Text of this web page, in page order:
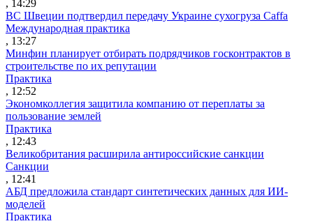
, 14:29
ВС Швеции подтвердил передачу Украине сухогруза Caffa
Международная практика
, 13:27
Минфин планирует отбирать подрядчиков госконтрактов в
строительстве по их репутации
Практика
, 12:52
Экономколлегия защитила компанию от переплаты за
пользование землей
Практика
, 12:43
Великобритания расширила антироссийские санкции
Санкции
, 12:41
АБД предложила стандарт синтетических данных для ИИ-
моделей
Практика